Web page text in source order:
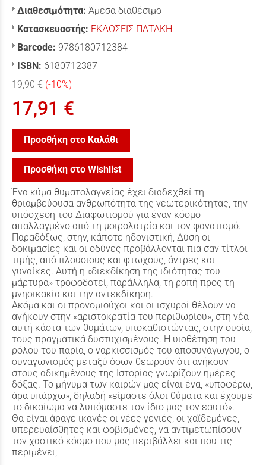
Διαθεσιμότητα: Άμεσα διαθέσιμο
Κατασκευαστής: ΕΚΔΟΣΕΙΣ ΠΑΤΑΚΗ
Barcode: 9786180712384
ISBN: 6180712387
19,90 € (-10%)
17,91 €
Προσθήκη στο Καλάθι
Προσθήκη στο Wishlist
Ένα κύµα θυµατολαγνείας έχει διαδεχθεί τη
θριαµβεύουσα ανθρωπότητα της νεωτερικότητας, την
υπόσχεση του Διαφωτισµού για έναν κόσµο
απαλλαγµένο από τη µοιρολατρία και τον φανατισµό.
Παραδόξως, στην, κάποτε ηδονιστική, Δύση οι
δοκιµασίες και οι οδύνες προβάλλονται πια σαν τίτλοι
τιµής, από πλούσιους και φτωχούς, άντρες και
γυναίκες. Αυτή η «διεκδίκηση της ιδιότητας του
µάρτυρα» τροφοδοτεί, παράλληλα, τη ροπή προς τη
µνησικακία και την αντεκδίκηση.
Ακόµα και οι προνοµιούχοι και οι ισχυροί θέλουν να
ανήκουν στην «αριστοκρατία του περιθωρίου», στη νέα
αυτή κάστα των θυµάτων, υποκαθιστώντας, στην ουσία,
τους πραγµατικά δυστυχισµένους. Η υιοθέτηση του
ρόλου του παρία, ο ναρκισσισµός του αποσυνάγωγου, ο
συναγωνισµός µεταξύ όσων θεωρούν ότι ανήκουν
στους αδικηµένους της Ιστορίας γνωρίζουν ηµέρες
δόξας. Το µήνυµα των καιρών µας είναι ένα, «υποφέρω,
άρα υπάρχω», δηλαδή «είµαστε όλοι θύµατα και έχουµε
το δικαίωµα να λυπόµαστε τον ίδιο µας τον εαυτό».
Θα είναι άραγε ικανές οι νέες γενιές, οι χαϊδεµένες,
υπερευαίσθητες και φοβισµένες, να αντιµετωπίσουν
τον χαοτικό κόσµο που µας περιβάλλει και που τις
περιµένει;